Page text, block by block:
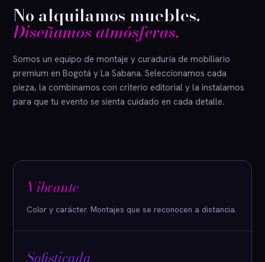
No alquilamos muebles.
Diseñamos atmósferas.
Somos un equipo de montaje y curaduría de mobiliario
premium en Bogotá y La Sabana. Seleccionamos cada
pieza, la combinamos con criterio editorial y la instalamos
para que tu evento se sienta cuidado en cada detalle.
Vibrante
Color y carácter. Montajes que se reconocen a distancia.
Sofisticada